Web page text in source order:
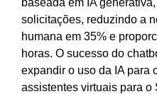
baseada em IA
solicitações, reduzindo a
humana em 35% e
horas. O sucesso do
expandir o uso da IA para
assistentes virtuais para o